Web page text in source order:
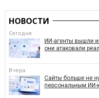
НОВОСТИ
Сегодня
ИИ-агенты вышли
они атаковали
Вчера
Сайты больше не
персональным ИИ-